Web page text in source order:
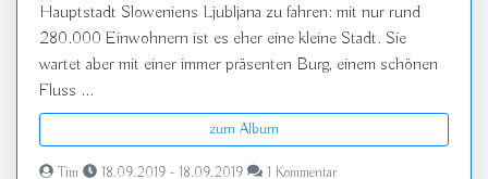
Hauptstadt Sloweniens Ljubljana zu fahren: mit nur rund
280.000 Einwohnern ist es eher eine kleine Stadt. Sie
wartet aber mit einer immer präsenten Burg, einem schönen
Fluss ...
zum Album
Tim 18.09.2019 - 18.09.2019
1 Kommentar